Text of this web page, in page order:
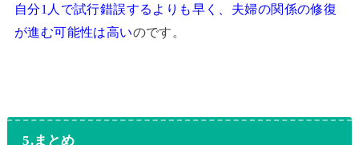
自分1人で試行錯誤するよりも早く、夫婦の関係の修復
が進む可能性は高いのです。
5.まとめ